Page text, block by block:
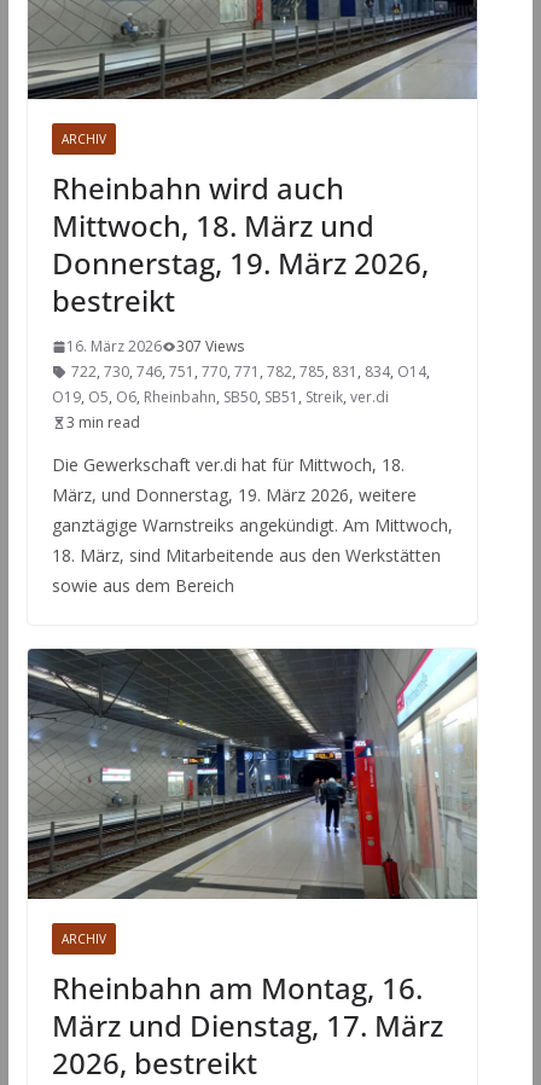
ARCHIV
Rheinbahn wird auch
Mittwoch, 18. März und
Donnerstag, 19. März 2026,
bestreikt
16. März 2026
307 Views
722, 730, 746, 751 , 770, 771 , 782, 785, 831 , 834, O14,
O19, O5, O6, Rheinbahn, SB50, SB51 , Streik, ver.di
3 min read
Die Gewerkschaft ver.di hat für Mittwoch, 18.
März, und Donnerstag, 19. März 2026, weitere
ganztägige Warnstreiks angekündigt. Am Mittwoch,
18. März, sind Mitarbeitende aus den Werkstätten
sowie aus dem Bereich
ARCHIV
Rheinbahn am Montag, 16.
März und Dienstag, 17. März
2026, bestreikt